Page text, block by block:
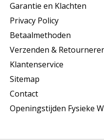
Garantie en Klachten
Privacy Policy
Betaalmethoden
Verzenden &
Klantenservice
Sitemap
Contact
Openingstijden Fysieke